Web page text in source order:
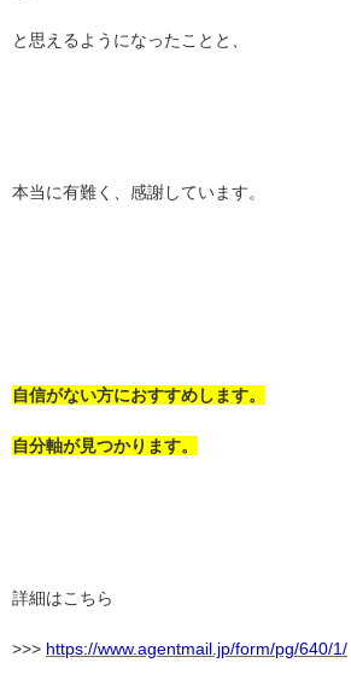
と思えるようになったことと、
本当に有難く、感謝しています。
自信がない方におすすめします。
自分軸が見つかります。
詳細はこちら
>>> https://www.agentmail.jp/form/pg/640/1/